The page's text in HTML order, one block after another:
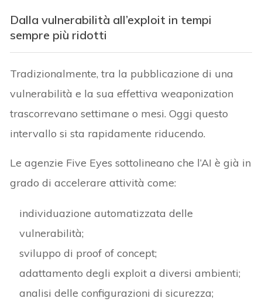
Dalla vulnerabilità all’exploit in tempi
sempre più ridotti
Tradizionalmente, tra la pubblicazione di una
vulnerabilità e la sua effettiva weaponization
trascorrevano settimane o mesi. Oggi questo
intervallo si sta rapidamente riducendo.
Le agenzie Five Eyes sottolineano che l’AI è già in
grado di accelerare attività come:
individuazione automatizzata delle
vulnerabilità;
sviluppo di proof of concept;
adattamento degli exploit a diversi ambienti;
analisi delle configurazioni di sicurezza;